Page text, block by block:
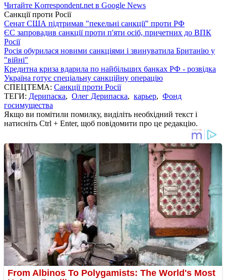
Читайте Korrespondent.net в Google News
Санкції проти Росії
Сенат США підтримав "пекельні санкції" проти РФ
ЄС запровадив санкції проти п'яти осіб, причетних до ВПК
Росії
Росія обурилася новими санкціями і звинуватила Британію у
"війні"
Кредитна криза вдарила по найбільших банках РФ - розвідка
Україна готує спеціальну санкційну операцію
СПЕЦТЕМА: Санкції проти Росії
ТЕГИ: Дерипаска, Олег Дерипаска, карьер, Фонд
госимущества
Якщо ви помітили помилку, виділіть необхідний текст і
натисніть Ctrl + Enter, щоб повідомити про це редакцію.